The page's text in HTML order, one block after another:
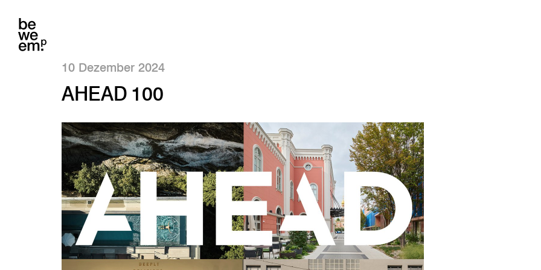
10 Dezember 2024
AHEAD 100